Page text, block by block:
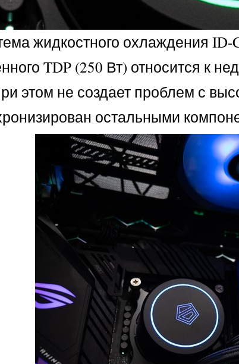
жидкостного охлаждения
TDP (250 Вт) относится к
этом не создает проблем с
остальными